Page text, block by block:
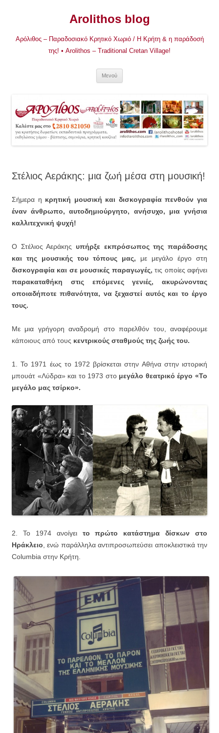
Arolithos blog
Αρόλιθος – Παραδοσιακό Κρητικό Χωριό / Η Κρήτη & η παράδοσή
της! • Arolithos – Traditional Cretan Village!
Μενού
Στέλιος Αεράκης: μια ζωή μέσα στη μουσική!
Σήμερα η κρητική μουσική και δισκογραφία πενθούν για
έναν άνθρωπο, αυτοδημιούργητο, ανήσυχο, μια γνήσια
καλλιτεχνική ψυχή!
Ο Στέλιος Αεράκης υπήρξε εκπρόσωπος της παράδοσης
και της μουσικής του τόπους μας, με μεγάλο έργο στη
δισκογραφία και σε μουσικές παραγωγές, τις οποίες αφήνει
παρακαταθήκη στις επόμενες γενιές, ακυρώνοντας
οποιαδήποτε πιθανότητα, να ξεχαστεί αυτός και το έργο
τους.
Με μια γρήγορη αναδρομή στο παρελθόν του, αναφέρουμε
κάποιους από τους κεντρικούς σταθμούς της ζωής του.
1. Το 1971 έως το 1972 βρίσκεται στην Αθήνα στην ιστορική
μπουάτ «Λύδρα» και το 1973 στο μεγάλο θεατρικό έργο «Το
μεγάλο μας τσίρκο».
2. Το 1974 ανοίγει το πρώτο κατάστημα δίσκων στο
Ηράκλειο , ενώ παράλληλα αντιπροσωπεύσει αποκλειστικά την
Columbia στην Κρήτη.